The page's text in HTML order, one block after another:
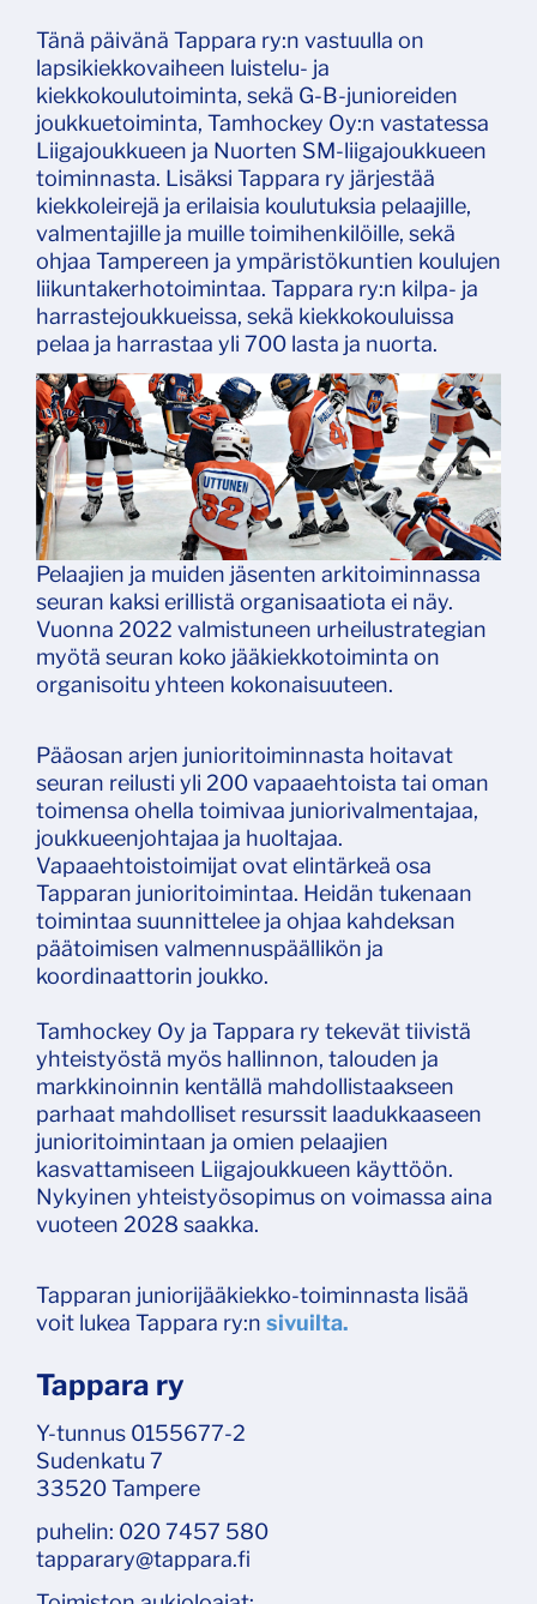
Tänä päivänä Tappara ry:n vastuulla on
lapsikiekkovaiheen luistelu- ja
kiekkokoulutoiminta, sekä G-B-junioreiden
joukkuetoiminta, Tamhockey Oy:n vastatessa
Liigajoukkueen ja Nuorten SM-liigajoukkueen
toiminnasta. Lisäksi Tappara ry järjestää
kiekkoleirejä ja erilaisia koulutuksia pelaajille,
valmentajille ja muille toimihenkilöille, sekä
ohjaa Tampereen ja ympäristökuntien koulujen
liikuntakerhotoimintaa. Tappara ry:n kilpa- ja
harrastejoukkueissa, sekä kiekkokouluissa
pelaa ja harrastaa yli 700 lasta ja nuorta.
Pelaajien ja muiden jäsenten arkitoiminnassa
seuran kaksi erillistä organisaatiota ei näy.
Vuonna 2022 valmistuneen urheilustrategian
myötä seuran koko jääkiekkotoiminta on
organisoitu yhteen kokonaisuuteen.
Pääosan arjen junioritoiminnasta hoitavat
seuran reilusti yli 200 vapaaehtoista tai oman
toimensa ohella toimivaa juniorivalmentajaa,
joukkueenjohtajaa ja huoltajaa.
Vapaaehtoistoimijat ovat elintärkeä osa
Tapparan junioritoimintaa. Heidän tukenaan
toimintaa suunnittelee ja ohjaa kahdeksan
päätoimisen valmennuspäällikön ja
koordinaattorin joukko.
Tamhockey Oy ja Tappara ry tekevät tiivistä
yhteistyöstä myös hallinnon, talouden ja
markkinoinnin kentällä mahdollistaakseen
parhaat mahdolliset resurssit laadukkaaseen
junioritoimintaan ja omien pelaajien
kasvattamiseen Liigajoukkueen käyttöön.
Nykyinen yhteistyösopimus on voimassa aina
vuoteen 2028 saakka.
Tapparan juniorijääkiekko-toiminnasta lisää
voit lukea Tappara ry:n sivuilta.
Tappara ry
Y-tunnus 0155677-2
Sudenkatu 7
​​​​​​​33520 Tampere
puhelin: 020 7457 580
tapparary@tappara.fi